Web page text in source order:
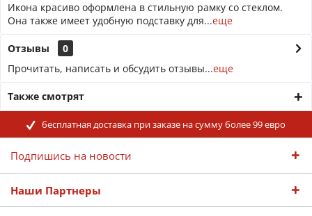
Икона красиво оформлена в стильную рамку со стеклом.
Она также имеет удобную подставку для...еще
Отзывы
0
Прочитать, написать и обсудить отзывы...еще
Также смотрят
бесплатная доставка при заказе на сумму более 99 евро
Подпишись на новости
Наши Партнеры